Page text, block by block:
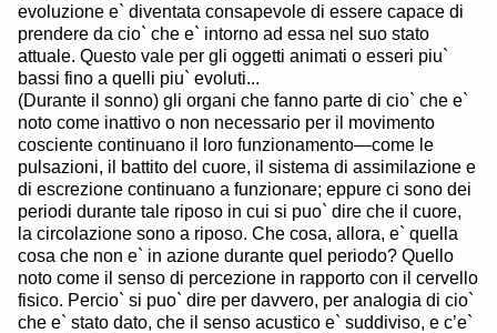
evoluzione e` diventata consapevole di essere capace di
prendere da cio` che e` intorno ad essa nel suo stato
attuale. Questo vale per gli oggetti animati o esseri piu`
bassi fino a quelli piu` evoluti...
(Durante il sonno) gli organi che fanno parte di cio` che e`
noto come inattivo o non necessario per il movimento
cosciente continuano il loro funzionamento—come le
pulsazioni, il battito del cuore, il sistema di assimilazione e
di escrezione continuano a funzionare; eppure ci sono dei
periodi durante tale riposo in cui si puo` dire che il cuore,
la circolazione sono a riposo. Che cosa, allora, e` quella
cosa che non e` in azione durante quel periodo? Quello
noto come il senso di percezione in rapporto con il cervello
fisico. Percio` si puo` dire per davvero, per analogia di cio`
che e` stato dato, che il senso acustico e` suddiviso, e c’e`